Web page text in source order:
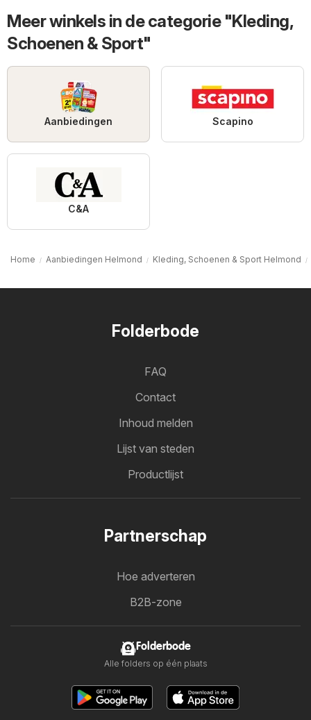
Meer winkels in de categorie "Kleding,
Schoenen & Sport"
Aanbiedingen Scapino
C&A
Home Aanbiedingen Helmond Kleding, Schoenen & Sport Helmond
Folderbode
FAQ
Contact
Inhoud melden
Lijst van steden
Productlijst
Partnerschap
Hoe adverteren
B2B-zone
Folderbode
Alle folders op één plaats